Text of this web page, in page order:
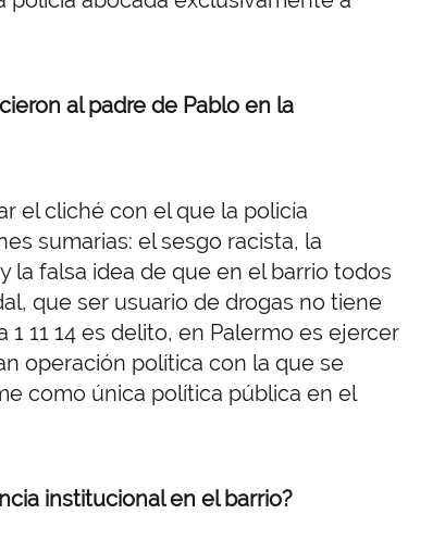
al padre de Pablo en la
el cliché con el que la policía
sumarias: el sesgo racista, la
la falsa idea de que en el barrio todos
que ser usuario de drogas no tiene
11 14 es delito, en Palermo es ejercer
operación política con la que se
como única política pública en el
institucional en el barrio?